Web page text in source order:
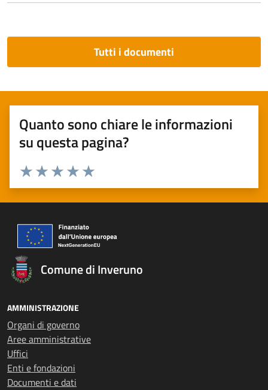
Tutti i documenti
Quanto sono chiare le informazioni
su questa pagina?
Valuta 5 stelle su 5
Valuta 4 stelle su 5
Valuta 3 stelle su 5
Valuta 2 stelle su 5
Valuta 1 stelle su 5
Comune di Inveruno
AMMINISTRAZIONE
Organi di governo
Aree amministrative
Uffici
Enti e fondazioni
Documenti e dati